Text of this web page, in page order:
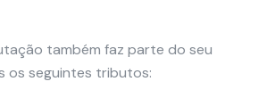
também faz parte do seu
os seguintes tributos: